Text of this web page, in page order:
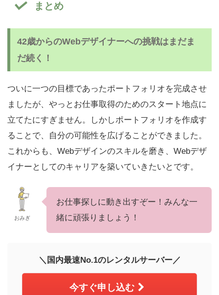
まとめ
42歳からのWebデザイナーへの挑戦はまだま
だ続く！
ついに一つの目標であったポートフォリオを完成させ
ましたが、やっとお仕事取得のためのスタート地点に
立てたにすぎません。しかしポートフォリオを作成す
ることで、自分の可能性を広げることができました。
これからも、Webデザインのスキルを磨き、Webデザ
イナーとしてのキャリアを築いていきたいとです。
おみぎ
お仕事探しに動き出すぞー！みんな一
緒に頑張りましょう！
＼国内最速No.1のレンタルサーバー／
今すぐ申し込む